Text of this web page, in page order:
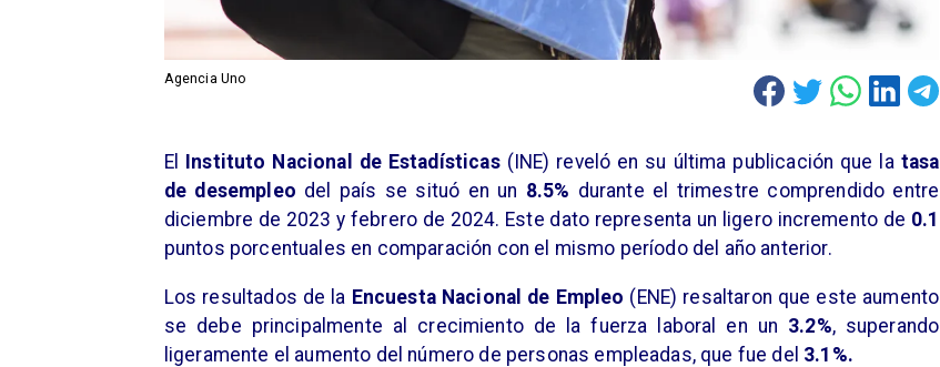
Agencia Uno
​El Instituto Nacional de Estadísticas(INE) reveló en su última publicación que latasa
de desempleo del país se situó en un 8.5% durante el trimestre comprendido entre
diciembre de 2023 y febrero de 2024. Este dato representa un ligero incremento de 0.1
puntos porcentuales en comparación con el mismo período del año anterior.
​Los resultados de la Encuesta Nacional de Empleo (ENE) resaltaron que este aumento
se debe principalmente al crecimiento de la fuerza laboral en un 3.2%, superando
ligeramente el aumento del número de personas empleadas, que fue del 3.1%.